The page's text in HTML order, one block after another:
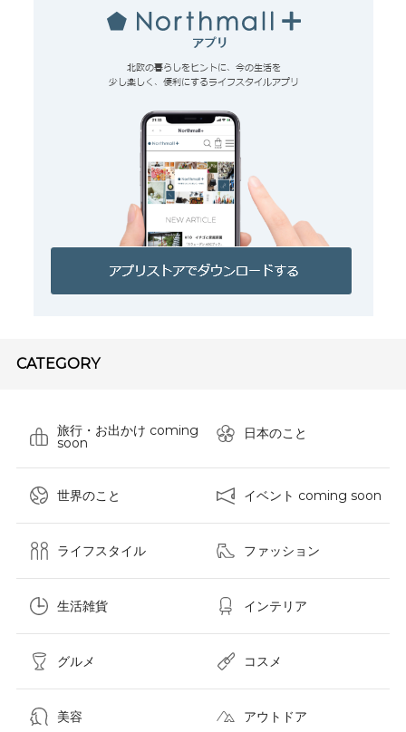
CATEGORY
旅行・お出かけ coming
soon
日本のこと
世界のこと イベント coming soon
ライフスタイル ファッション
生活雑貨 インテリア
グルメ コスメ​
美容 アウトドア